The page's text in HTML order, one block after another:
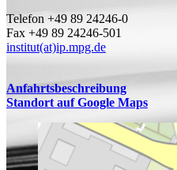
Telefon +49 89 24246-0
Fax +49 89 24246-501
institut(at)ip.mpg.de
Anfahrtsbeschreibung
Standort auf Google Maps